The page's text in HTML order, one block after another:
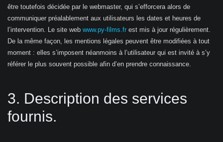
être toutefois décidée par le webmaster, qui s’efforcera alors de
communiquer préalablement aux utilisateurs les dates et heures de
l’intervention. Le site web www.py-films.fr est mis à jour régulièrement.
De la même façon, les mentions légales peuvent être modifiées à tout
moment : elles s’imposent néanmoins à l’utilisateur qui est invité à s’y
référer le plus souvent possible afin d’en prendre connaissance.
3. Description des services
fournis.